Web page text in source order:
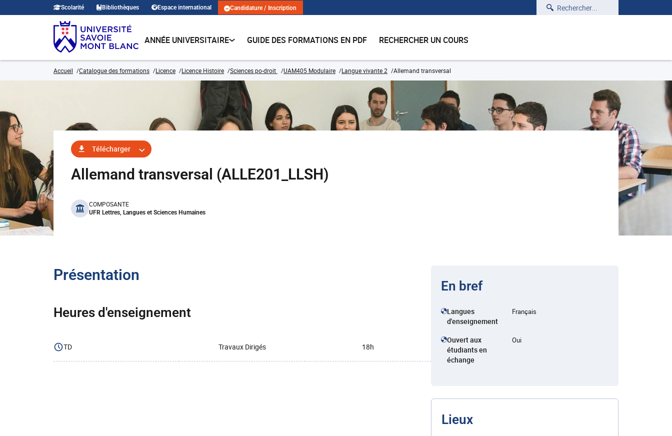
Scolarité Bibliothèques Espace international Candidature / Inscription Rechercher
ANNÉE UNIVERSITAIRE GUIDE DES FORMATIONS EN PDF RECHERCHER UN COURS
Accueil Catalogue des formations Licence Licence Histoire Sciences po-droit UAM405 Modulaire Langue vivante 2 Allemand transversal
Télécharger
Allemand transversal (ALLE201_LLSH)
benefits
COMPOSANTE
UFR Lettres, Langues et Sciences Humaines
Présentation
Heures d'enseignement
TD Travaux Dirigés 18h
En bref
Langues
d'enseignement
Français
Ouvert aux
étudiants en
échange
Oui
Lieux